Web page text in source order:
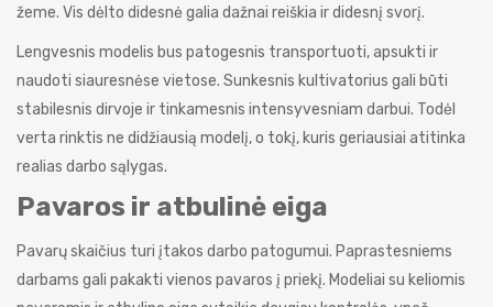
žeme. Vis dėlto didesnė galia dažnai reiškia ir didesnį svorį.
Lengvesnis modelis bus patogesnis transportuoti, apsukti ir
naudoti siauresnėse vietose. Sunkesnis kultivatorius gali būti
stabilesnis dirvoje ir tinkamesnis intensyvesniam darbui. Todėl
verta rinktis ne didžiausią modelį, o tokį, kuris geriausiai atitinka
realias darbo sąlygas.
Pavaros ir atbulinė eiga
Pavarų skaičius turi įtakos darbo patogumui. Paprastesniems
darbams gali pakakti vienos pavaros į priekį. Modeliai su keliomis